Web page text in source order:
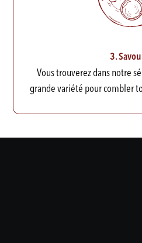
3.
Vous trouverez dans notre
grande variété pour combler